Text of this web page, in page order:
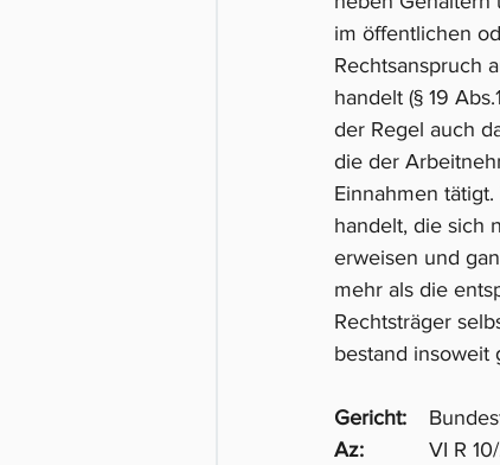
im öffentlichen
Rechtsanspruch
handelt (§ 19
der Regel auch
die der
Einnahmen
handelt, die sich
erweisen und
mehr als die
Rechtsträger
bestand insoweit
Gericht:
VI R